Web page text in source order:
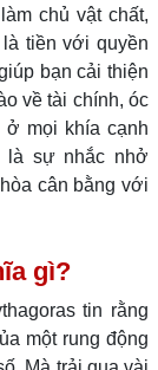
chủ vật chất,
tiền với quyền
bạn cải thiện
về tài chính, óc
mọi khía cạnh
là sự nhắc nhở
cân bằng với
gì?
tin rằng
một rung động